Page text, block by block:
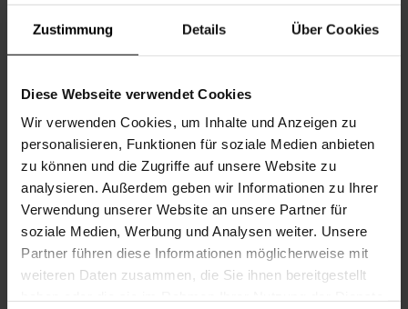
Zustimmung Details Über Cookies
Diese Webseite verwendet Cookies
Wir verwenden Cookies, um Inhalte und Anzeigen zu
personalisieren, Funktionen für soziale Medien anbieten
zu können und die Zugriffe auf unsere Website zu
analysieren. Außerdem geben wir Informationen zu Ihrer
Verwendung unserer Website an unsere Partner für
soziale Medien, Werbung und Analysen weiter. Unsere
Partner führen diese Informationen möglicherweise mit
weiteren Daten zusammen, die Sie ihnen bereitgestellt
produktbezogenen Ausschreibungstexte, für
aktuell gängige
Softwareprogramme (GAEB 90/2000/XML 3.2, Text, PDF)schnell und